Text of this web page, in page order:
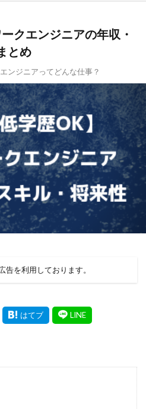
クエンジニアの年収・
とめ
ンジニアってどんな仕事？
を利用しております。